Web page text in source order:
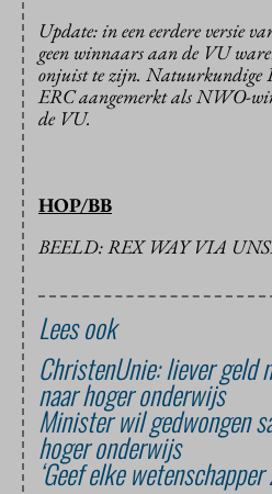
Update: in een eerdere versie
geen winnaars aan de VU
onjuist te zijn. Natuurkundige
ERC aangemerkt als NWO-
de VU.
HOP/BB
BEELD: REX WAY VIA
Lees ook
ChristenUnie: liever geld
naar hoger onderwijs
Minister wil gedwongen
hoger onderwijs
‘Geef elke